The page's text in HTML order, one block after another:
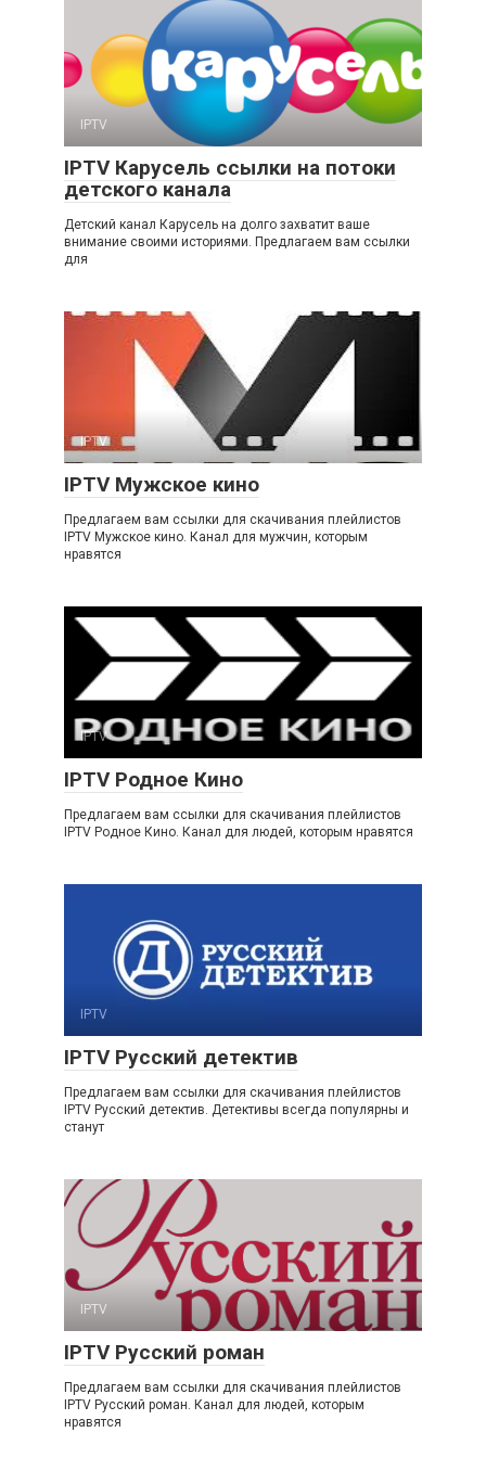
IPTV
IPTV Карусель ссылки на потоки
детского канала
Детский канал Карусель на долго захватит ваше
внимание своими историями. Предлагаем вам ссылки
для
IPTV
IPTV Мужское кино
Предлагаем вам ссылки для скачивания плейлистов
IPTV Мужское кино. Канал для мужчин, которым
нравятся
IPTV
IPTV Родное Кино
Предлагаем вам ссылки для скачивания плейлистов
IPTV Родное Кино. Канал для людей, которым нравятся
IPTV
IPTV Русский детектив
Предлагаем вам ссылки для скачивания плейлистов
IPTV Русский детектив. Детективы всегда популярны и
станут
IPTV
IPTV Русский роман
Предлагаем вам ссылки для скачивания плейлистов
IPTV Русский роман. Канал для людей, которым
нравятся